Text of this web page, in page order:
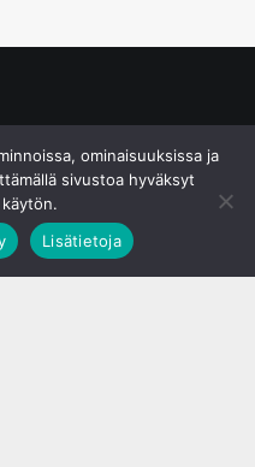
ominaisuuksissa ja
sivustoa hyväksyt
Lisätietoja